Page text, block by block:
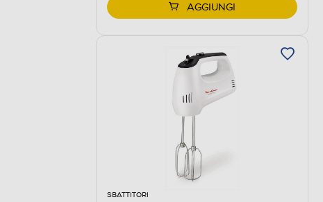
AGGIUNGI
SBATTITORI